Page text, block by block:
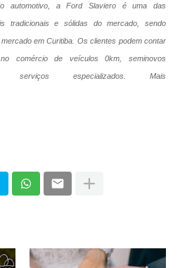
automotivo, a Ford Slaviero é uma das
tradicionais e sólidas do mercado, sendo
em Curitiba. Os clientes podem contar
comércio de veículos 0km, seminovos
especializados. Mais